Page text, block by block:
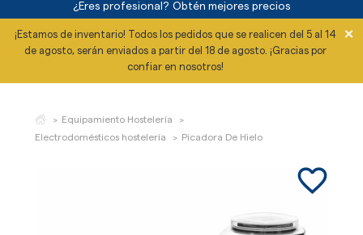
¿Eres profesional? Obtén mejores precios
¡Estamos de inventario! Todos los pedidos que se realicen del 5 al 14
de agosto, serán enviados a partir del 18 de agosto. ¡Gracias por
confiar en nosotros!
×
Equipamiento Hostelería
Electrodomésticos hostelería
Picadora De Hielo
favorite_border